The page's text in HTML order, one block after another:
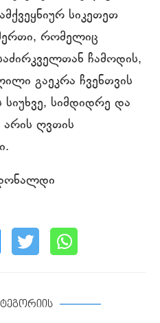
სიკეთეთ
რომელიც
ჩამოდის,
გაეკრა ჩვენთვის
სიმდიდრე და
ღვთის